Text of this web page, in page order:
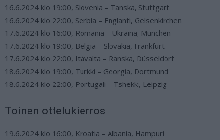
16.6.2024 klo 19:00, Slovenia – Tanska, Stuttgart
16.6.2024 klo 22:00, Serbia – Englanti, Gelsenkirchen
17.6.2024 klo 16:00, Romania – Ukraina, München
17.6.2024 klo 19:00, Belgia – Slovakia, Frankfurt
17.6.2024 klo 22:00, Itävalta – Ranska, Düsseldorf
18.6.2024 klo 19:00, Turkki – Georgia, Dortmund
18.6.2024 klo 22:00, Portugali – Tshekki, Leipzig
Toinen ottelukierros
19.6.2024 klo 16:00, Kroatia – Albania, Hampuri